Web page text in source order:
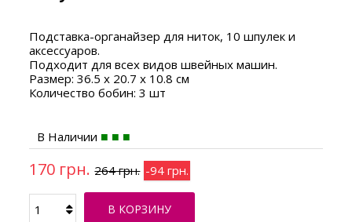
Подставка-органайзер для ниток, 10 шпулек и
аксессуаров.
Подходит для всех видов швейных машин.
Размер: 36.5 х 20.7 х 10.8 см
Количество бобин: 3 шт
В Наличии
170 грн. 264 грн. -94 грн.
В КОРЗИНУ